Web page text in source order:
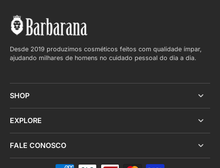
Desde 2019 produzimos cosméticos feitos com qualidade ímpar,
ajudando milhares de homens no cuidado pessoal do dia a dia.
SHOP
EXPLORE
FALE CONOSCO